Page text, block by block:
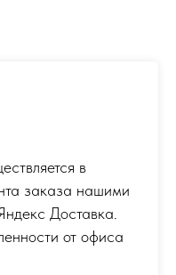
в
заказа нашими
Доставка.
от офиса